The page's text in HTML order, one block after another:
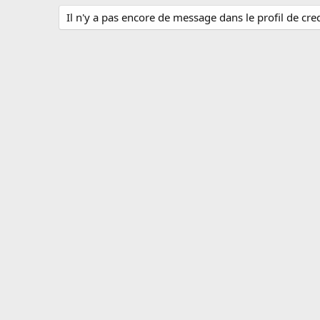
Il n'y a pas encore de message dans le profil de